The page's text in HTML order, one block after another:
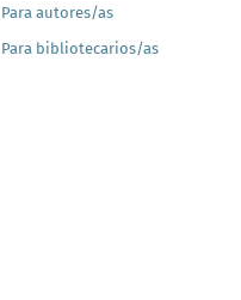
Para autores/as
Para bibliotecarios/as